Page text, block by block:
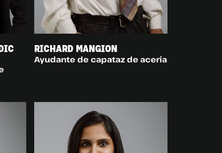
RICHARD MANGION
Ayudante de capataz de acería